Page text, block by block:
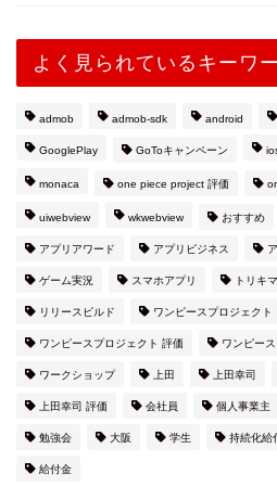
よく見られているキーワ
admob admob-sdk android
GooglePlay GoToキャンペーン
monaca one piece project 評価
uiwebview wkwebview おすすめ
アプリアワード アプリビジネス
ゲーム実況 スマホアプリ トリキ
リリースビルド ワンピースプロジェクト
ワンピースプロジェクト 評価 ワンピー
ワークショップ 上田 上田幸司
上田幸司 評価 会社員 個人事業主
勉強会 大阪 学生 持続化給
給付金